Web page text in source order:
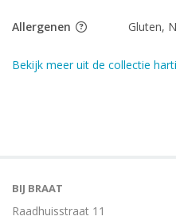
Allergenen Gluten,
Bekijk meer uit de collectie
BIJ BRAAT
Raadhuisstraat 11